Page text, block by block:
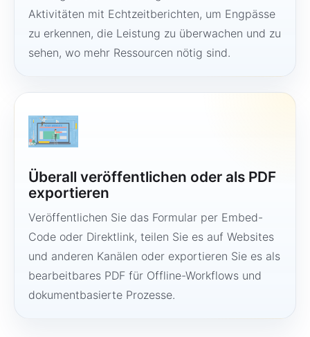
Aktivitäten mit Echtzeitberichten, um Engpässe
zu erkennen, die Leistung zu überwachen und zu
sehen, wo mehr Ressourcen nötig sind.
Überall veröffentlichen oder als PDF
exportieren
Veröffentlichen Sie das Formular per Embed-
Code oder Direktlink, teilen Sie es auf Websites
und anderen Kanälen oder exportieren Sie es als
bearbeitbares PDF für Offline-Workflows und
dokumentbasierte Prozesse.